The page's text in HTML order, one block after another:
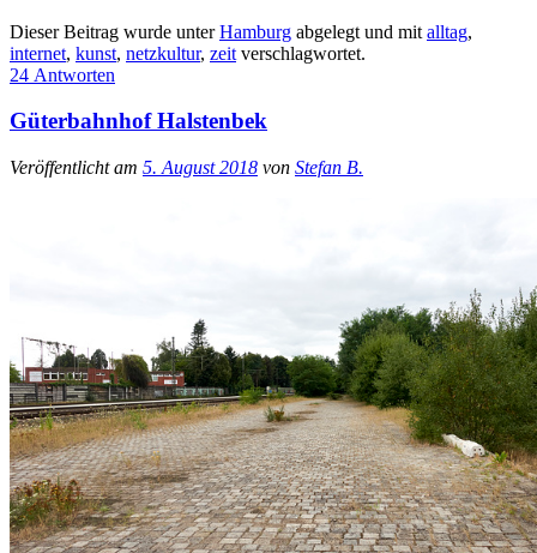
Dieser Beitrag wurde unterHamburg abgelegt und mit alltag,
internet, kunst, netzkultur, zeit verschlagwortet.
24 Antworten
Güterbahnhof Halstenbek
Veröffentlicht am 5. August 2018 von Stefan B.